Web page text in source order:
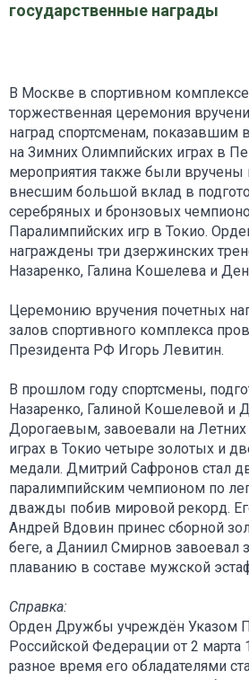
государственные награды
В Москве в спортивном
торжественная церемония
наград спортсменам, показавшим
на Зимних Олимпийских играх в
мероприятия также были вручены
внесшим большой вклад в
серебряных и бронзовых
Паралимпийских игр в Токио.
награждены три дзержинских
Назаренко, Галина Кошелева и
Церемонию вручения почетных
залов спортивного комплекса
Президента РФ Игорь Левитин.
В прошлом году спортсмены,
Назаренко, Галиной Кошелевой и
Дорогаевым, завоевали на
играх в Токио четыре золотых и
медали. Дмитрий Сафронов стал
паралимпийским чемпионом по
дважды побив мировой рекорд.
Андрей Вдовин принес сборной
беге, а Даниил Смирнов завоевал
плаванию в составе мужской
Справка:
Орден Дружбы учреждён Указом
Российской Федерации от 2 марта
разное время его обладателями